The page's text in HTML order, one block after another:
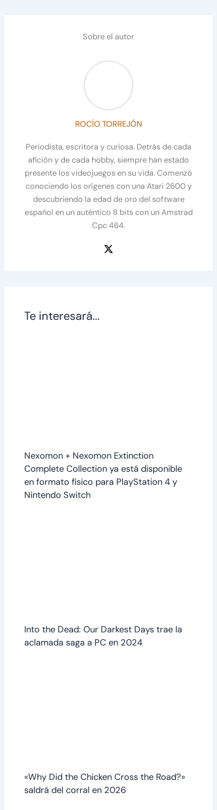
Sobre el autor
ROCÍO TORREJÓN
Periodista, escritora y curiosa. Detrás de cada
afición y de cada hobby, siempre han estado
presente los videojuegos en su vida. Comenzó
conociendo los orígenes con una Atari 2600 y
descubriendo la edad de oro del software
español en un auténtico 8 bits con un Amstrad
Cpc 464.
Te interesará...
Nexomon + Nexomon Extinction
Complete Collection ya está disponible
en formato físico para PlayStation 4 y
Nintendo Switch
Into the Dead: Our Darkest Days trae la
aclamada saga a PC en 2024
«Why Did the Chicken Cross the Road?»
saldrá del corral en 2026